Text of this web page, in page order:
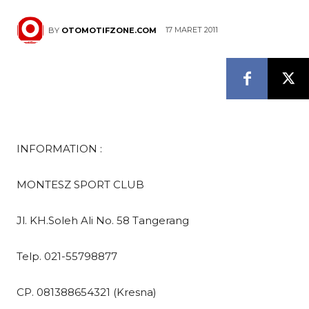
BY OTOMOTIFZONE.COM 17 MARET 2011
INFORMATION :
MONTESZ SPORT CLUB
Jl. KH.Soleh Ali No. 58 Tangerang
Telp. 021-55798877
CP. 081388654321 (Kresna)